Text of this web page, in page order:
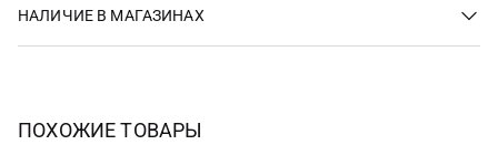
НАЛИЧИЕ В МАГАЗИНАХ
ПОХОЖИЕ ТОВАРЫ